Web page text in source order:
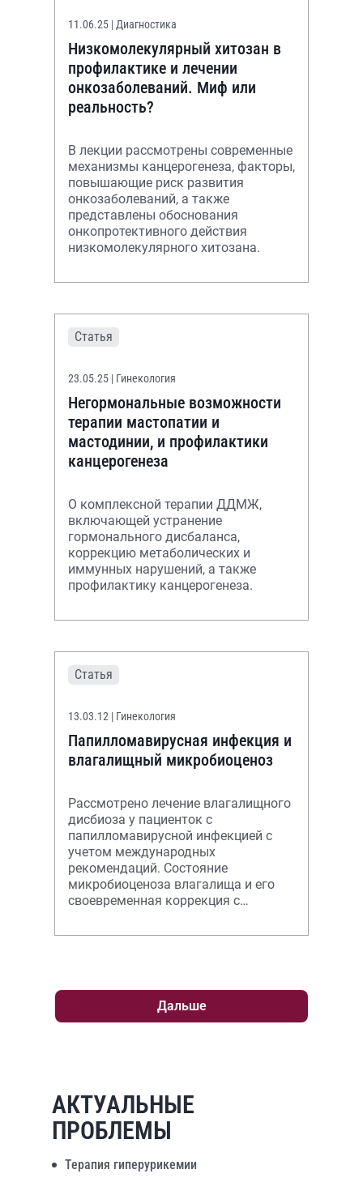
11.06.25 | Диагностика
Низкомолекулярный хитозан в
профилактике и лечении
онкозаболеваний. Миф или
реальность?
В лекции рассмотрены современные
механизмы канцерогенеза, факторы,
повышающие риск развития
онкозаболеваний, а также
представлены обоснования
онкопротективного действия
низкомолекулярного хитозана.
Статья
23.05.25 | Гинекология
Негормональные возможности
терапии мастопатии и
мастодинии, и профилактики
канцерогенеза
О комплексной терапии ДДМЖ,
включающей устранение
гормонального дисбаланса,
коррекцию метаболических и
иммунных нарушений, а также
профилактику канцерогенеза.
Статья
13.03.12 | Гинекология
Папилломавирусная инфекция и
влагалищный микробиоценоз
Рассмотрено лечение влагалищного
дисбиоза у пациенток с
папилломавирусной инфекцией с
учетом международных
рекомендаций. Состояние
микробиоценоза влагалища и его
своевременная коррекция с
иммуномодуляторов положительно
Дальше
АКТУАЛЬНЫЕ
ПРОБЛЕМЫ
Терапия гиперурикемии